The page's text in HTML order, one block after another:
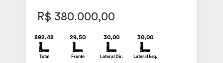
R$ 380.000,00
892,48
Total
29,50
Frente
30,00
Lateral Dir.
30,00
Lateral Esq.